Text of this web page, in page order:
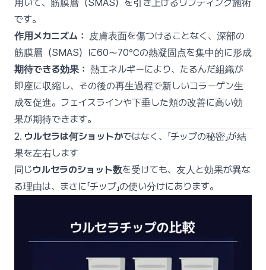
用いて、筋膜層（SMAS）を引き上げるリフティング施術
です。
作用メカニズム：
皮膚表面を傷つけることなく、深部の
筋膜層（SMAS）に60〜70℃の熱凝固点を集中的に形成
期待できる効果： 熱エネルギーにより、たるんだ組織が
即座に収縮し、その後の再生過程で新しいコラーゲン生
成を促進。フェイスラインや下垂した頬の改善に高い効
果が期待できます。
2. ウルセラは何ショットかではなく、「チップの秘密」が結
果を左右します
同じウルセラのショット数を受けても、友人と効果が異な
る理由は、まさに「チップ」の使い分けにあります。